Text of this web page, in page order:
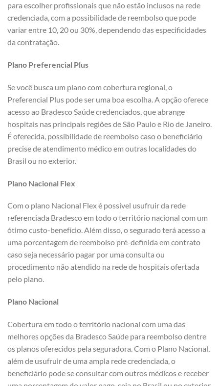
para escolher profissionais que não estão inclusos na rede
credenciada, com a possibilidade de reembolso que pode
variar entre 10, 20 ou 30%, dependendo das especificidades
da contratação.
Plano Preferencial Plus
Se você busca um plano com cobertura regional, o
Preferencial Plus pode ser uma boa escolha. A opção oferece
acesso ao Bradesco Saúde credenciados, que abrange
hospitais nas principais regiões de São Paulo e Rio de Janeiro.
É oferecida, possibilidade de reembolso caso o beneficiário
precise de atendimento médico em outras localidades do
Brasil ou no exterior.
Plano Nacional Flex
Com o plano Nacional Flex é possível usufruir da rede
referenciada Bradesco em todo o território nacional com um
ótimo custo-benefício. Além disso, o segurado terá acesso a
uma porcentagem de reembolso pré-definida em contrato
caso seja necessário pagar por uma consulta ou
procedimento não atendido na rede de hospitais ofertada
pelo plano.
Plano Nacional
Cobertura em todo o território nacional com uma das
melhores opções da Bradesco Saúde para reembolso dentre
os planos oferecidos pela seguradora. Com o Plano Nacional,
além de usufruir de uma ampla rede credenciada, o
beneficiário pode se consultar com outros médicos e receber